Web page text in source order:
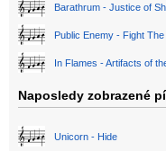
Barathrum - Justice of
Public Enemy - Fight
In Flames - Artifacts of
Naposledy zobrazené
Unicorn - Hide